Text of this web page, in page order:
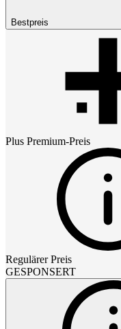
Bestpreis
Plus Premium-Preis
Regulärer Preis
GESPONSERT